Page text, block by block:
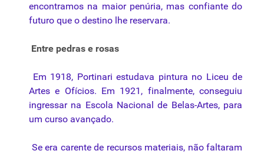
encontramos na maior penúria, mas confiante do
futuro que o destino lhe reservara.
Entre pedras e rosas
Em 1918, Portinari estudava pintura no Liceu de
Artes e Ofícios. Em 1921, finalmente, conseguiu
ingressar na Escola Nacional de Belas-Artes, para
um curso avançado.
Se era carente de recursos materiais, não faltaram